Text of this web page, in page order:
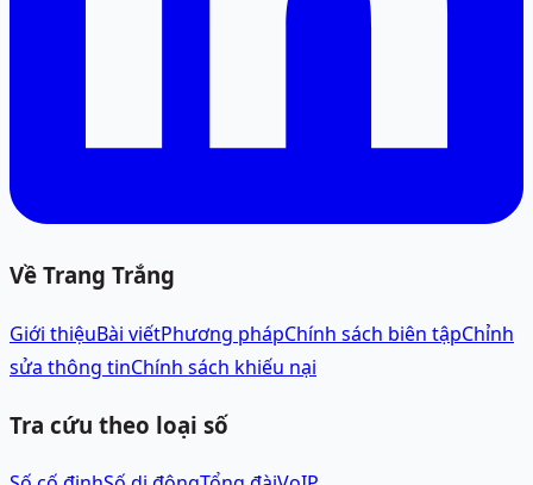
Về Trang Trắng
Giới thiệuBài viếtPhương phápChính sách biên tậpChỉnh
sửa thông tinChính sách khiếu nại
Tra cứu theo loại số